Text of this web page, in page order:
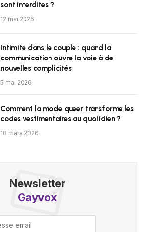
sont interdites ?
12 mai 2026
Intimité dans le couple : quand la
communication ouvre la voie à de
nouvelles complicités
5 mai 2026
Comment la mode queer transforme les
codes vestimentaires au quotidien ?
18 mars 2026
Newsletter
Gayvox